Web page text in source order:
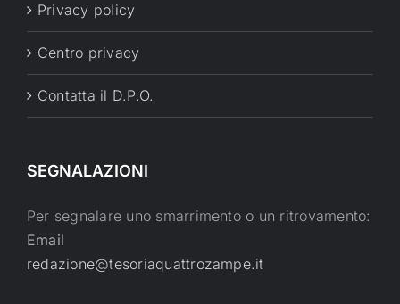
Privacy policy
Centro privacy
Contatta il D.P.O.
SEGNALAZIONI
Per segnalare uno smarrimento o un ritrovamento:
Email
redazione@tesoriaquattrozampe.it